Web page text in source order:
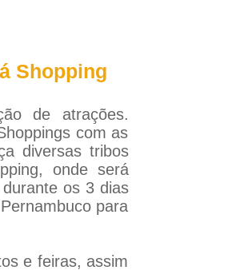
Shopping
de atrações.
com as
diversas tribos
onde será
os 3 dias
para
e feiras, assim